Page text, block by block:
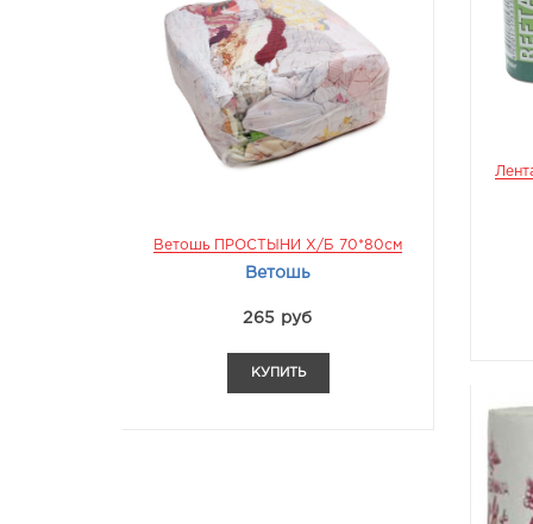
Ветошь ПРОСТЫНИ Х/б 70*80см
Ветошь
265 руб
КУПИТЬ